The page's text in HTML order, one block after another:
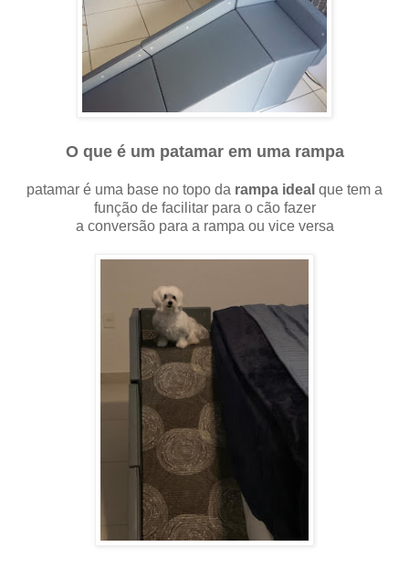
O que é um patamar em uma rampa
patamar é uma base no topo da rampa ideal que tem a
função de facilitar para o cão fazer
a conversão para a rampa ou vice versa